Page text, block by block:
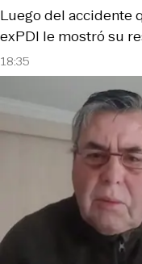
18:35
Luego del accidente
exPDI le mostró su